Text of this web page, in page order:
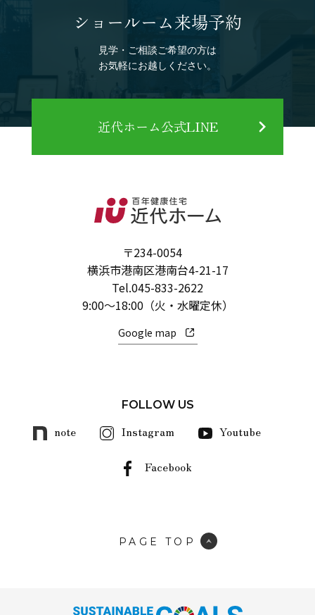
ショールーム来場予約
見学・ご相談ご希望の方は
お気軽にお越しください。
近代ホーム公式LINE
〒234-0054
横浜市港南区港南台4-21-17
Tel.045-833-2622
9:00～18:00（火・水曜定休）
Google map
FOLLOW US
note Instagram Youtube
Facebook
PAGE TOP